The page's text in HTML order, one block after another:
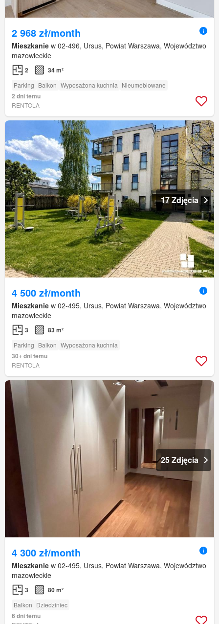
2 968 zł/month
Mieszkanie w 02-496, Ursus, Powiat Warszawa, Województwo
mazowieckie
2 34 m²
Parking Balkon Wyposażona kuchnia Nieumeblowane
2 dni temu
RENTOLA
17 Zdjęcia
4 500 zł/month
Mieszkanie w 02-495, Ursus, Powiat Warszawa, Województwo
mazowieckie
3 83 m²
Parking Balkon Wyposażona kuchnia
30+ dni temu
RENTOLA
25 Zdjęcia
4 300 zł/month
Mieszkanie w 02-495, Ursus, Powiat Warszawa, Województwo
mazowieckie
3 80 m²
Balkon Dziedziniec
6 dni temu